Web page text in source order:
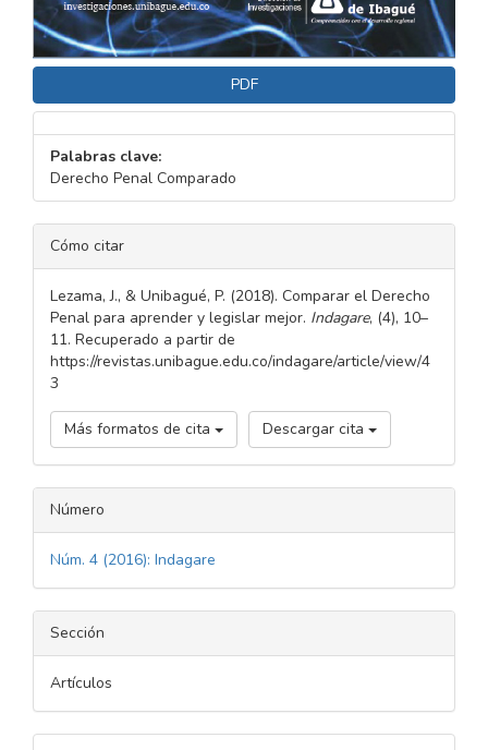
PDF
Palabras clave:
Derecho Penal Comparado
DETALLES
DEL
ARTÍCULO
Cómo citar
Lezama, J., & Unibagué, P. (2018). Comparar el Derecho
Penal para aprender y legislar mejor. Indagare, (4), 10–
11. Recuperado a partir de
https://revistas.unibague.edu.co/indagare/article/view/4
3
Más formatos de cita Descargar cita
Número
Núm. 4 (2016): Indagare
Sección
Artículos